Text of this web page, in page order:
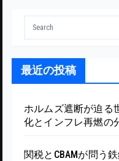
最近の投稿
ホルムズ遮断が迫る
化とインフレ再燃の
関税とCBAMが問う